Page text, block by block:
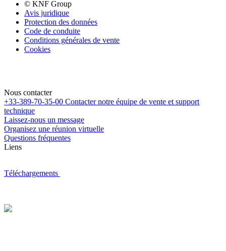
© KNF Group
Avis juridique
Protection des données
Code de conduite
Conditions générales de vente
Cookies
Nous contacter
+33-389-70-35-00 Contacter notre équipe de vente et support
technique
Laissez-nous un message
Organisez une réunion virtuelle
Questions fréquentes
Liens
Téléchargements